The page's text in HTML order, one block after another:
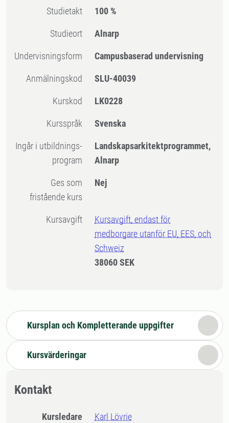
Studietakt 100 %
Studieort Alnarp
Undervisningsform Campusbaserad undervisning
Anmälningskod SLU-40039
Kurskod LK0228
Kursspråk Svenska
Ingår i utbildnings-
program
Landskapsarkitektprogrammet,
Alnarp
Ges som
fristående kurs
Nej
Kursavgift
Kursavgift, endast för
medborgare utanför EU, EES, och
Schweiz
38060 SEK
Kursplan och Kompletterande uppgifter
Kursvärderingar
Kontakt
Kursledare Karl Lövrie